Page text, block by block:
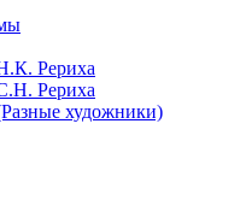
Рериха
Рериха
художники)